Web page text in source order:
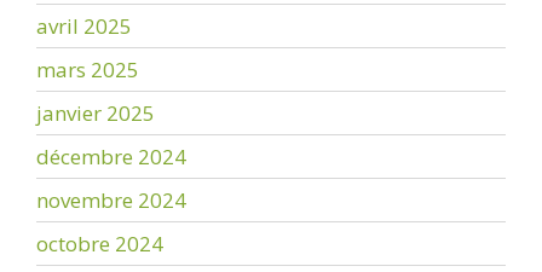
avril 2025
mars 2025
janvier 2025
décembre 2024
novembre 2024
octobre 2024